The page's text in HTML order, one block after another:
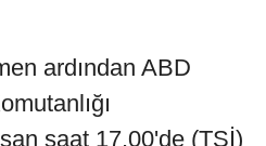
ardından ABD
saat 17.00'de (TSİ)